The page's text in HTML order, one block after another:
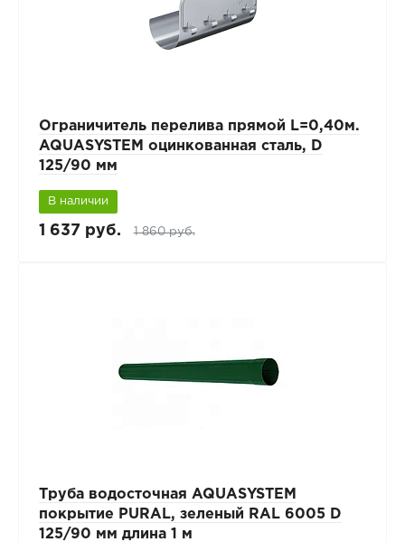
Ограничитель перелива прямой L=0,40м.
AQUASYSTEM оцинкованная сталь, D
125/90 мм
В наличии
1 637 руб. 1 860 руб.
Труба водосточная AQUASYSTEM
покрытие PURAL, зеленый RAL 6005 D
125/90 мм длина 1 м